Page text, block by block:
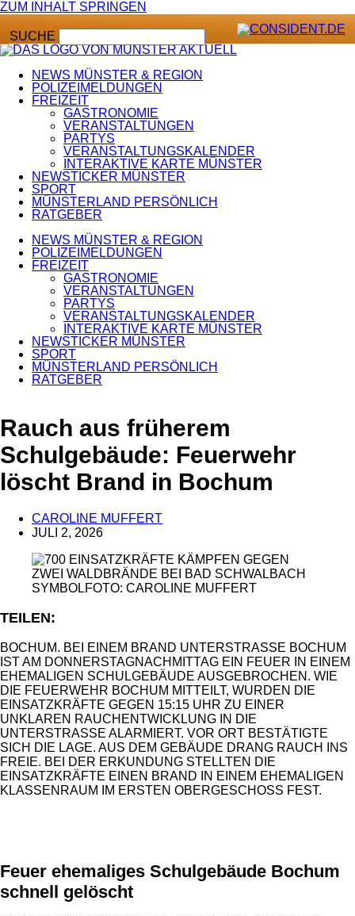
ZUM INHALT SPRINGEN
SUCHE
NEWS MÜNSTER & REGION
POLIZEIMELDUNGEN
FREIZEIT
GASTRONOMIE
VERANSTALTUNGEN
PARTYS
VERANSTALTUNGSKALENDER
INTERAKTIVE KARTE MÜNSTER
NEWSTICKER MÜNSTER
SPORT
MÜNSTERLAND PERSÖNLICH
RATGEBER
NEWS MÜNSTER & REGION
POLIZEIMELDUNGEN
FREIZEIT
GASTRONOMIE
VERANSTALTUNGEN
PARTYS
VERANSTALTUNGSKALENDER
INTERAKTIVE KARTE MÜNSTER
NEWSTICKER MÜNSTER
SPORT
MÜNSTERLAND PERSÖNLICH
RATGEBER
ANZEIGE
Rauch aus früherem
Schulgebäude: Feuerwehr
löscht Brand in Bochum
CAROLINE MUFFERT
JULI 2, 2026
SYMBOLFOTO: CAROLINE MUFFERT
TEILEN:
BOCHUM. BEI EINEM BRAND UNTERSTRASSE BOCHUM I
ST AM DONNERSTAGNACHMITTAG EIN FEUER IN EINEM E
HEMALIGEN SCHULGEBÄUDE AUSGEBROCHEN. WIE D
IE FEUERWEHR BOCHUM MITTEILT, WURDEN DIE E
INSATZKRÄFTE GEGEN 15:15 UHR ZU EINER U
NKLAREN RAUCHENTWICKLUNG IN DIE U
NTERSTRASSE ALARMIERT. VOR ORT BESTÄTIGTE SI
CH DIE LAGE. AUS DEM GEBÄUDE DRANG RAUCH INS FR
EIE. BEI DER ERKUNDUNG STELLTEN DIE EI
NSATZKRÄFTE EINEN BRAND IN EINEM EHEMALIGEN KL
ASSENRAUM IM ERSTEN OBERGESCHOSS FEST.
Feuer ehemaliges Schulgebäude Bochum
schnell gelöscht